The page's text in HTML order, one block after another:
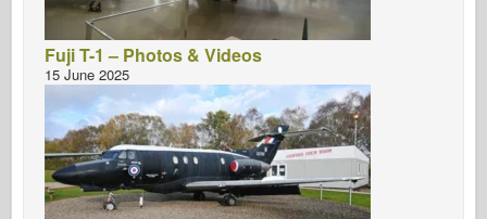
Fuji T-1 – Photos & Videos
15 June 2025